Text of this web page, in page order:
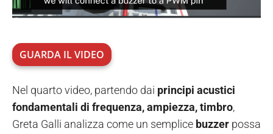
GUARDA IL VIDEO
Nel quarto video, partendo dai principi acustici
fondamentali di frequenza, ampiezza, timbro,
Greta Galli analizza come un semplice buzzer possa